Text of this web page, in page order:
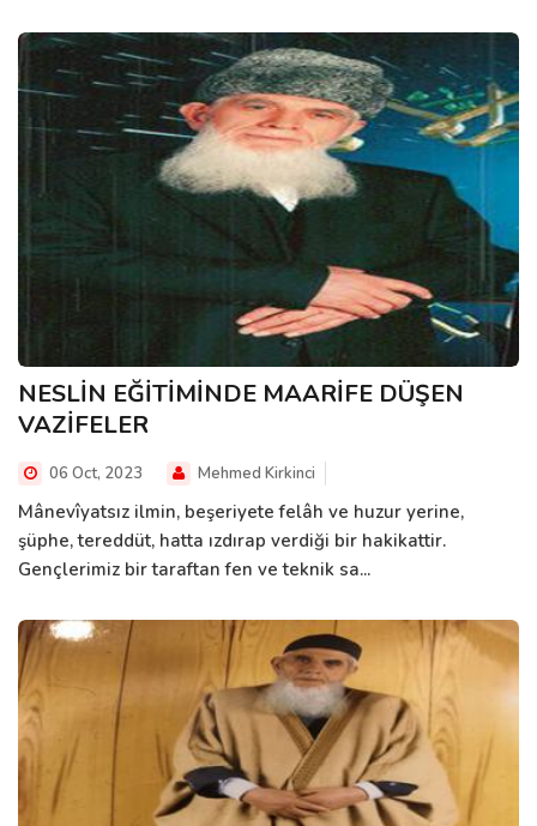
NESLİN EĞİTİMİNDE MAARİFE DÜŞEN
VAZİFELER
06 Oct, 2023 Mehmed Kirkinci
Mânevîyatsız ilmin, beşeriyete felâh ve huzur yerine,
şüphe, tereddüt, hatta ızdırap verdiği bir hakikattir.
Gençlerimiz bir taraftan fen ve teknik sa...